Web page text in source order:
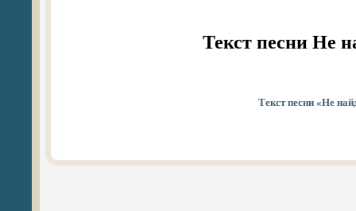
Текст песни Не
Текст песни «Не